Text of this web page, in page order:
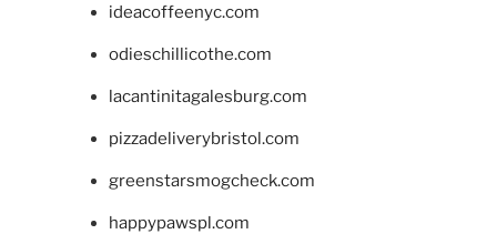
ideacoffeenyc.com
odieschillicothe.com
lacantinitagalesburg.com
pizzadeliverybristol.com
greenstarsmogcheck.com
happypawspl.com